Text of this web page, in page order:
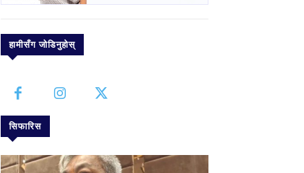
हामीसँग जोडिनुहोस्
सिफारिस